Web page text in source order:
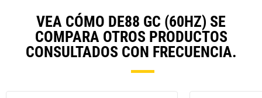
VEA CÓMO DE88 GC (60HZ) SE
COMPARA OTROS PRODUCTOS
CONSULTADOS CON FRECUENCIA.